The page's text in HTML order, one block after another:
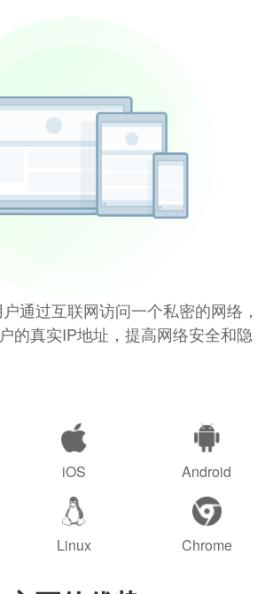
通过互联网访问一个私密的网络，
的真实IP地址，提高网络安全和隐
iOS Android
Linux Chrome